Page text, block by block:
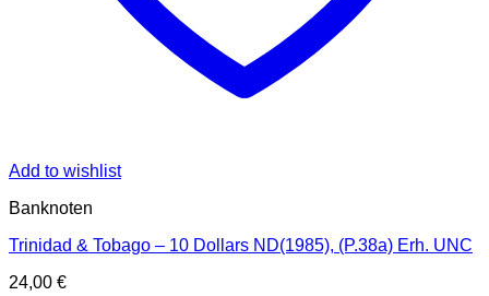
Add to wishlist
Banknoten
Trinidad & Tobago – 10 Dollars ND(1985), (P.38a) Erh. UNC
24,00 €